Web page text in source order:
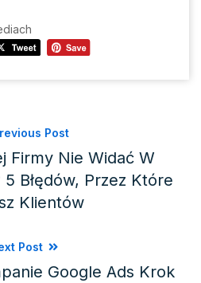
Post
Firmy Nie Widać W
Błędów, Przez Które
Klientów
Post
Google Ads Krok